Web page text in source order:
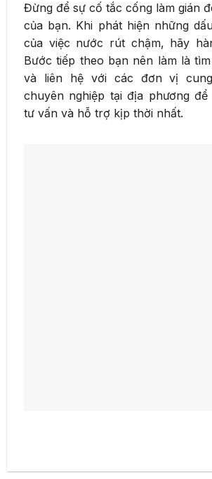
Đừng để sự cố tắc cống làm gián
của bạn. Khi phát hiện những
của việc nước rút chậm, hãy
Bước tiếp theo bạn nên làm là
và liên hệ với các đơn vị
chuyên nghiệp tại địa phương
tư vấn và hỗ trợ kịp thời nhất.